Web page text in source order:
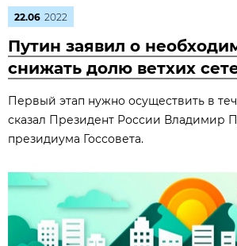
22.06 2022
Путин заявил о
снижать долю ветхих
Первый этап нужно осуществить в
сказал Президент России Владимир
президиума Госсовета.